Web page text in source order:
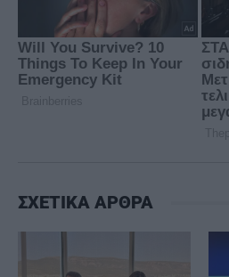
ΣΧΕΤΙΚΑ ΑΡΘΡΑ